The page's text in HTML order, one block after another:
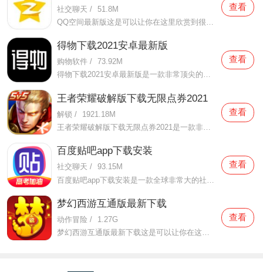
社交聊天 / 51.8M
查看
得物下载2021安卓最新版
购物软件 / 73.92M
得物下载2021安卓最新版是一款非常顶尖的潮流购物软件。在这款得物下载2021安卓最新版中拥有非常多当下潮流的时尚单品以及各种各样的球鞋，在这里为了让用户们在购买的时候可以放心，你所购买的每一件商品都会经过专业的鉴定，这里面汇聚了数百位专业的鉴定师会对你所购买的商
查看
王者荣耀破解版下载无限点券2021
解锁 /
1921.18M
王者荣耀破解版下载无限点券2021是一款非常火热的手机游戏。在这款王者荣耀破解版下载无限点券2021中有着非常好用的辅助工具，在这里面你可以轻轻松松就获得点券的使用，而且还是可以无限使用的哦，完全没有受限制，只要你下载了这款王者荣耀破解版下载无限点券2021之后就可以
查看
百度贴吧app下载安装
社交聊天 / 93.15M
查看
梦幻西游互通版最新下载
动作冒险 /
1.27G
梦幻西游互通版最新下载这是可以让你在这里得到很多不一样的快乐互动内容的手机软件，不只是可以自由的去欣赏到很多不一样的欢乐内容，还有各种精彩的战斗模式可以给你全新的体验，大家在这里还可以自由的和很多的小伙伴们一起开心的进行各种战斗，进行有趣的开黑，感受到
查看